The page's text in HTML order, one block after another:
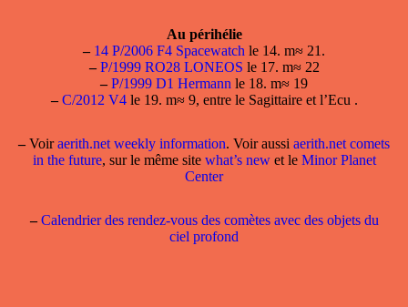
Au périhélie
– 14 P/2006 F4 Spacewatch le 14. m≈ 21.
– P/1999 RO28 LONEOS le 17. m≈ 22
– P/1999 D1 Hermann le 18. m≈ 19
– C/2012 V4le 19. m≈ 9, entre le Sagittaire et l’Ecu .
–Voiraerith.net weekly information. Voir aussi aerith.net comets
in the future, sur le même site what’s newet le Minor Planet
Center
– Calendrier des rendez-vous des comètes avec des objets du
ciel profond